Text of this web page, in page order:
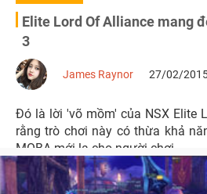
Elite Lord Of Alliance mang
3
James Raynor 27/02/
Đó là lời 'võ mồm' của NSX Elite
rằng trò chơi này có thừa khả
MOBA mới lạ cho người chơi.